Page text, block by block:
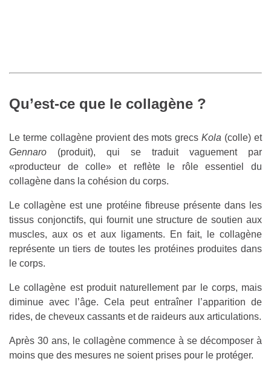
Qu’est-ce que le collagène ?
Le terme collagène provient des mots grecsKola (colle) et
Gennaro (produit), qui se traduit vaguement par
«producteur de colle» et reflète le rôle essentiel du
collagène dans la cohésion du corps.
Le collagène est une protéine fibreuse présente dans les
tissus conjonctifs, qui fournit une structure de soutien aux
muscles, aux os et aux ligaments. En fait, le collagène
représente un tiers de toutes les protéines produites dans
le corps.
Le collagène est produit naturellement par le corps, mais
diminue avec l’âge. Cela peut entraîner l’apparition de
rides, de cheveux cassants et de raideurs aux articulations.
Après 30 ans, le collagène commence à se décomposer à
moins que des mesures ne soient prises pour le protéger.